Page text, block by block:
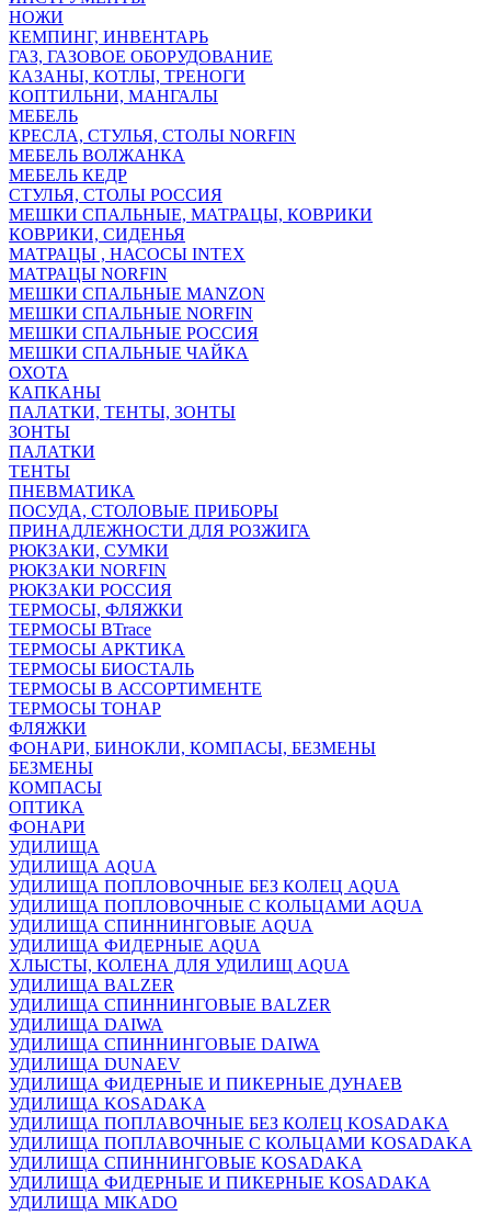
НОЖИ
КЕМПИНГ, ИНВЕНТАРЬ
ГАЗ, ГАЗОВОЕ ОБОРУДОВАНИЕ
КАЗАНЫ, КОТЛЫ, ТРЕНОГИ
КОПТИЛЬНИ, МАНГАЛЫ
МЕБЕЛЬ
КРЕСЛА, СТУЛЬЯ, СТОЛЫ NORFIN
МЕБЕЛЬ ВОЛЖАНКА
МЕБЕЛЬ КЕДР
СТУЛЬЯ, СТОЛЫ РОССИЯ
МЕШКИ СПАЛЬНЫЕ, МАТРАЦЫ, КОВРИКИ
КОВРИКИ, СИДЕНЬЯ
МАТРАЦЫ , НАСОСЫ INTEX
МАТРАЦЫ NORFIN
МЕШКИ СПАЛЬНЫЕ MANZON
МЕШКИ СПАЛЬНЫЕ NORFIN
МЕШКИ СПАЛЬНЫЕ РОССИЯ
МЕШКИ СПАЛЬНЫЕ ЧАЙКА
ОХОТА
КАПКАНЫ
ПАЛАТКИ, ТЕНТЫ, ЗОНТЫ
ЗОНТЫ
ПАЛАТКИ
ТЕНТЫ
ПНЕВМАТИКА
ПОСУДА, СТОЛОВЫЕ ПРИБОРЫ
ПРИНАДЛЕЖНОСТИ ДЛЯ РОЗЖИГА
РЮКЗАКИ, СУМКИ
РЮКЗАКИ NORFIN
РЮКЗАКИ РОССИЯ
ТЕРМОСЫ, ФЛЯЖКИ
ТЕРМОСЫ BTrace
ТЕРМОСЫ АРКТИКА
ТЕРМОСЫ БИОСТАЛЬ
ТЕРМОСЫ В АССОРТИМЕНТЕ
ТЕРМОСЫ ТОНАР
ФЛЯЖКИ
ФОНАРИ, БИНОКЛИ, КОМПАСЫ, БЕЗМЕНЫ
БЕЗМЕНЫ
КОМПАСЫ
ОПТИКА
ФОНАРИ
УДИЛИЩА
УДИЛИЩА AQUA
УДИЛИЩА ПОПЛОВОЧНЫЕ БЕЗ КОЛЕЦ AQUA
УДИЛИЩА ПОПЛОВОЧНЫЕ С КОЛЬЦАМИ AQUA
УДИЛИЩА СПИННИНГОВЫЕ AQUA
УДИЛИЩА ФИДЕРНЫЕ AQUA
ХЛЫСТЫ, КОЛЕНА ДЛЯ УДИЛИЩ AQUA
УДИЛИЩА BALZER
УДИЛИЩА СПИННИНГОВЫЕ BALZER
УДИЛИЩА DAIWA
УДИЛИЩА СПИННИНГОВЫЕ DAIWA
УДИЛИЩА DUNAEV
УДИЛИЩА ФИДЕРНЫЕ И ПИКЕРНЫЕ ДУНАЕВ
УДИЛИЩА KOSADAKA
УДИЛИЩА ПОПЛАВОЧНЫЕ БЕЗ КОЛЕЦ KOSADAKA
УДИЛИЩА ПОПЛАВОЧНЫЕ С КОЛЬЦАМИ KOSADAKA
УДИЛИЩА СПИННИНГОВЫЕ KOSADAKA
УДИЛИЩА ФИДЕРНЫЕ И ПИКЕРНЫЕ KOSADAKA
УДИЛИЩА MIKADO